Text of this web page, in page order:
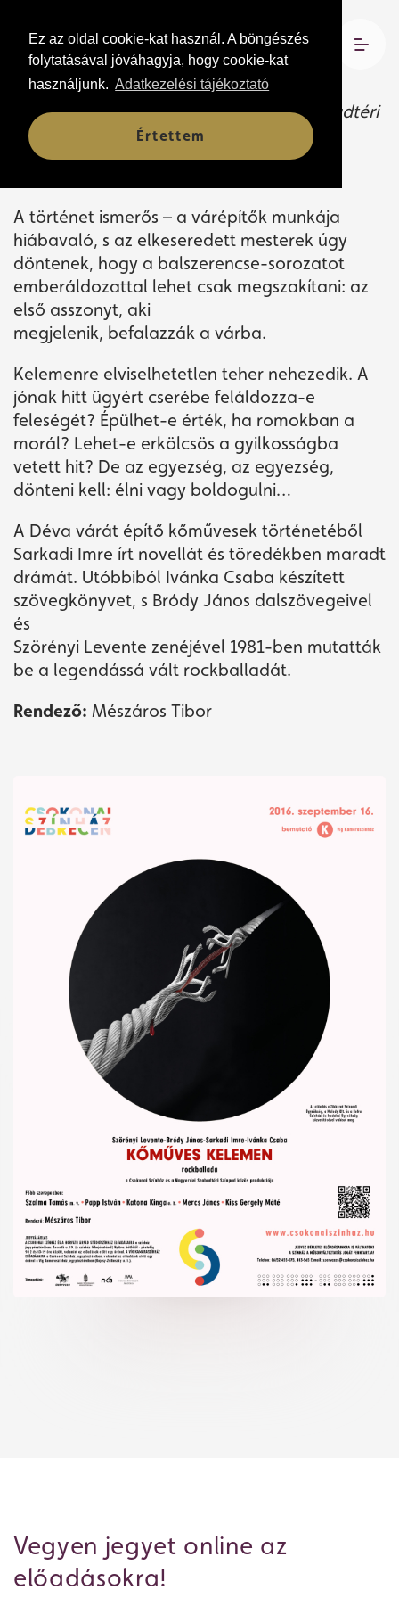
Ez az oldal cookie-kat használ. A böngészés
folytatásával jóváhagyja, hogy cookie-kat
használjunk. Adatkezelési tájékoztató
Értettem
Műsor
Szabadtéri bemutató:2016. június 16.
Bemutató előadás:2016. szeptember 16.
a Csokonai Színház és a Nagyerdei Szabadtéri
Színpad közös produkciója
A történet ismerős – a várépítők munkája
hiábavaló, s az elkeseredett mesterek úgy
döntenek, hogy a balszerencse-sorozatot
emberáldozattal lehet csak megszakítani: az
első asszonyt, aki
megjelenik, befalazzák a várba.
Kelemenre elviselhetetlen teher nehezedik. A
jónak hitt ügyért cserébe feláldozza-e
feleségét? Épülhet-e érték, ha romokban a
morál? Lehet-e erkölcsös a gyilkosságba
vetett hit? De az egyezség, az egyezség,
dönteni kell: élni vagy boldogulni…
A Déva várát építő kőművesek történetéből
Sarkadi Imre írt novellát és töredékben maradt
drámát. Utóbbiból Ivánka Csaba készített
szövegkönyvet, s Bródy János dalszövegeivel
és
Szörényi Levente zenéjével 1981-ben mutatták
be a legendássá vált rockballadát.
Rendező: Mészáros Tibor
Vegyen jegyet online az
előadásokra!